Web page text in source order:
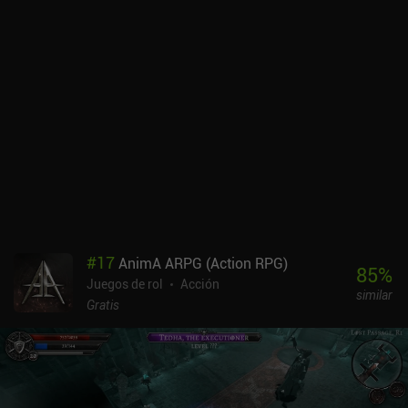
#17AnimA ARPG (Action RPG)
Juegos de rol
Acción
Gratis
85%
similar